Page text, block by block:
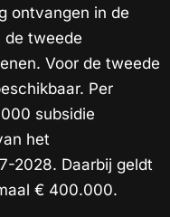
ontvangen in de
de tweede
Voor de tweede
Per
subsidie
het
2028. Daarbij geldt
€ 400.000.